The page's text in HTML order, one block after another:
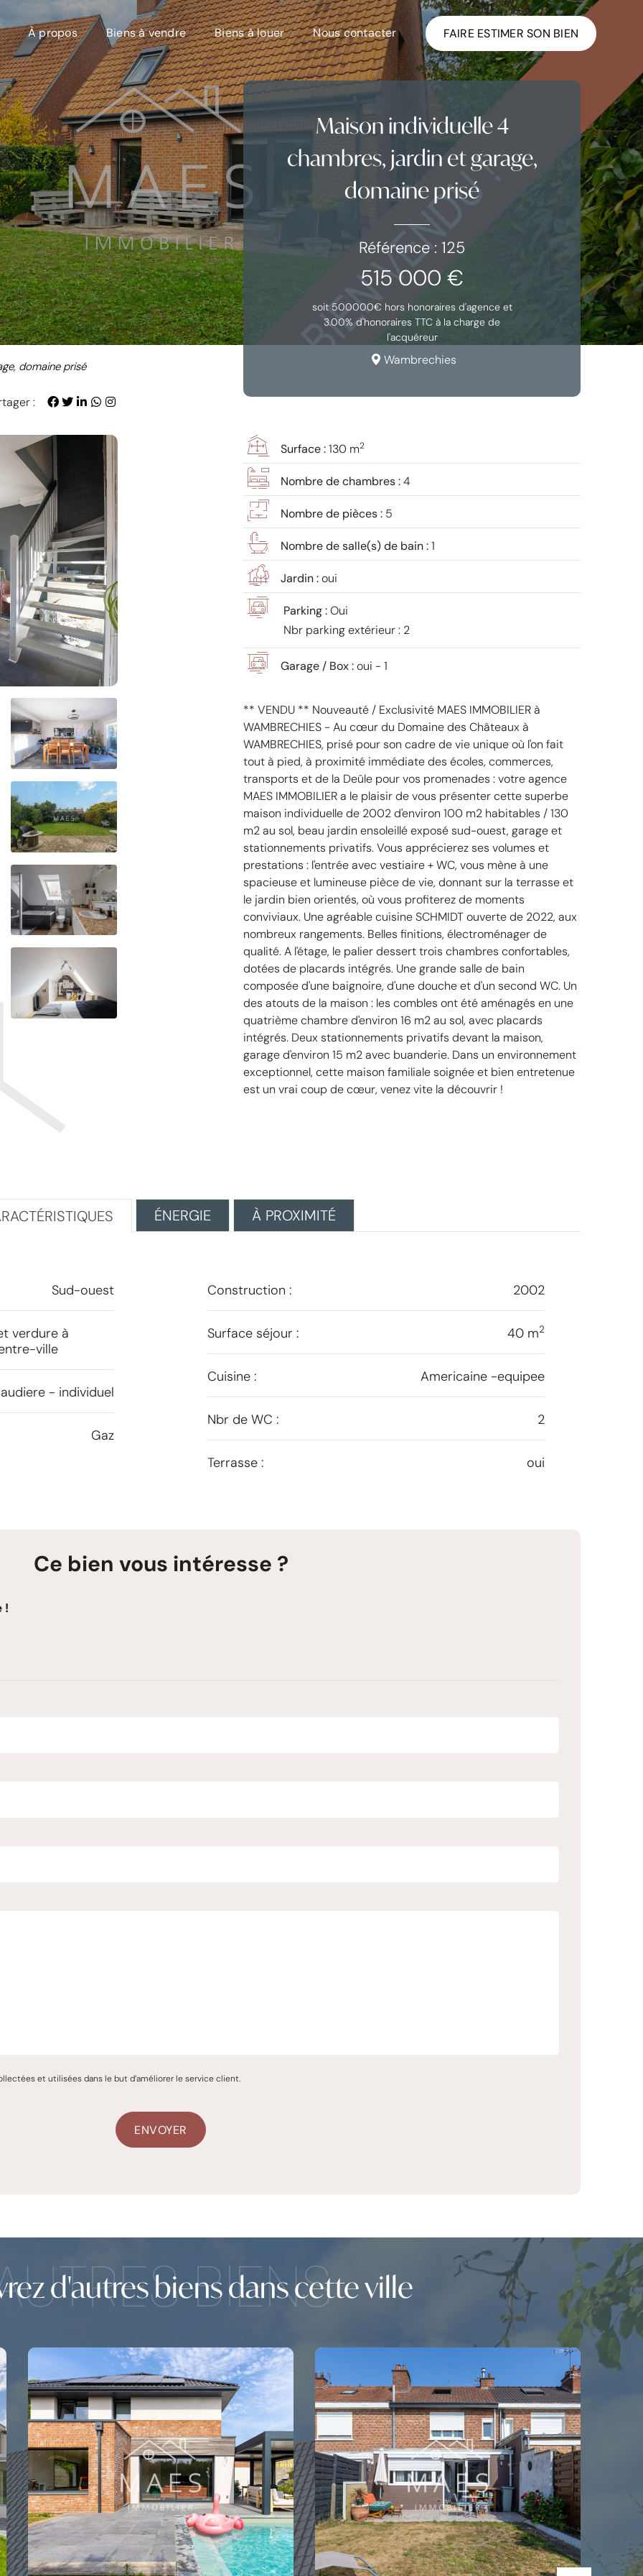
À propos Biens à vendre Biens à louer Nous contacter FAIRE ESTIMER SON BIEN
Maison individuelle 4
chambres, jardin et garage,
domaine prisé
Référence : 125
515 000 €
soit 500000€ hors honoraires d'agence et
3.00% d'honoraires TTC à la charge de
l'acquéreur
Wambrechies
domaine prisé
:
Surface :130 m2
Nombre de chambres :4
Nombre de pièces : 5
Nombre de salle(s) de bain :1
Jardin :oui
Parking :Oui
Nbr parking extérieur : 2
Garage / Box :oui - 1
** VENDU ** Nouveauté / Exclusivité MAES IMMOBILIER à
WAMBRECHIES - Au cœur du Domaine des Châteaux à
WAMBRECHIES, prisé pour son cadre de vie unique où l'on fait
tout à pied, à proximité immédiate des écoles, commerces,
transports et de la Deûle pour vos promenades : votre agence
MAES IMMOBILIER a le plaisir de vous présenter cette superbe
maison individuelle de 2002 d'environ 100 m2 habitables / 130
m2 au sol, beau jardin ensoleillé exposé sud-ouest, garage et
stationnements privatifs. Vous apprécierez ses volumes et
prestations : l'entrée avec vestiaire + WC, vous mène à une
spacieuse et lumineuse pièce de vie, donnant sur la terrasse et
le jardin bien orientés, où vous profiterez de moments
conviviaux. Une agréable cuisine SCHMIDT ouverte de 2022, aux
nombreux rangements. Belles finitions, électroménager de
qualité. A l'étage, le palier dessert trois chambres confortables,
dotées de placards intégrés. Une grande salle de bain
composée d'une baignoire, d'une douche et d'un second WC. Un
des atouts de la maison : les combles ont été aménagés en une
quatrième chambre d'environ 16 m2 au sol, avec placards
intégrés. Deux stationnements privatifs devant la maison,
garage d'environ 15 m2 avec buanderie. Dans un environnement
exceptionnel, cette maison familiale soignée et bien entretenue
est un vrai coup de cœur, venez vite la découvrir !
ÉNERGIE À PROXIMITÉ
Sud-ouest
verdure à
ville
- individuel
Gaz
Construction : 2002
Surface séjour : 40 m2
Cuisine : Americaine -equipee
Nbr de WC : 2
Terrasse : oui
Ce bien vous intéresse ?
!
et utilisées dans le but d’améliorer le service client.
d'autres biens dans cette ville
BIENS